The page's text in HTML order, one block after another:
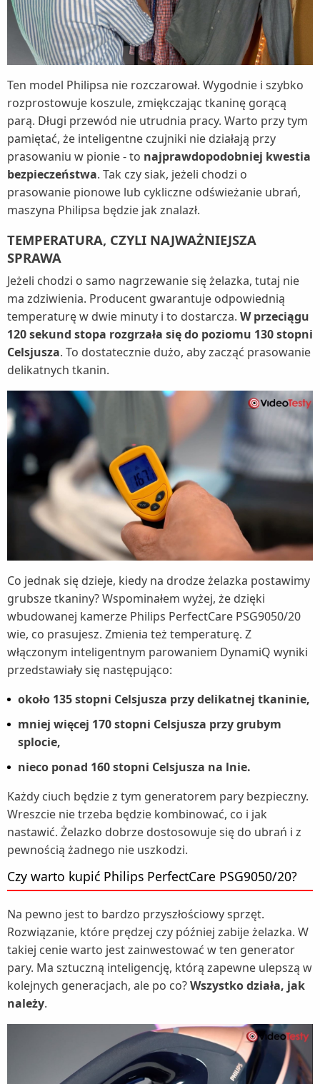
Ten model Philipsa nie rozczarował. Wygodnie i szybko
rozprostowuje koszule, zmiękczając tkaninę gorącą
parą. Długi przewód nie utrudnia pracy. Warto przy tym
pamiętać, że inteligentne czujniki nie działają przy
prasowaniu w pionie - to najprawdopodobniej kwestia
bezpieczeństwa. Tak czy siak, jeżeli chodzi o
prasowanie pionowe lub cykliczne odświeżanie ubrań,
maszyna Philipsa będzie jak znalazł.
TEMPERATURA, CZYLI NAJWAŻNIEJSZA
SPRAWA
Jeżeli chodzi o samo nagrzewanie się żelazka, tutaj nie
ma zdziwienia. Producent gwarantuje odpowiednią
temperaturę w dwie minuty i to dostarcza. W przeciągu
120 sekund stopa rozgrzała się do poziomu 130 stopni
Celsjusza. To dostatecznie dużo, aby zacząć prasowanie
delikatnych tkanin.
Co jednak się dzieje, kiedy na drodze żelazka postawimy
grubsze tkaniny? Wspominałem wyżej, że dzięki
wbudowanej kamerze Philips PerfectCare PSG9050/20
wie, co prasujesz. Zmienia też temperaturę. Z
włączonym inteligentnym parowaniem DynamiQ wyniki
przedstawiały się następująco:
około 135 stopni Celsjusza przy delikatnej tkaninie,
mniej więcej 170 stopni Celsjusza przy grubym
splocie,
nieco ponad 160 stopni Celsjusza na lnie.
Każdy ciuch będzie z tym generatorem pary bezpieczny.
Wreszcie nie trzeba będzie kombinować, co i jak
nastawić. Żelazko dobrze dostosowuje się do ubrań i z
pewnością żadnego nie uszkodzi.
Czy warto kupić Philips PerfectCare PSG9050/20?
Na pewno jest to bardzo przyszłościowy sprzęt.
Rozwiązanie, które prędzej czy później zabije żelazka. W
takiej cenie warto jest zainwestować w ten generator
pary. Ma sztuczną inteligencję, którą zapewne ulepszą w
kolejnych generacjach, ale po co?Wszystko działa, jak
należy.